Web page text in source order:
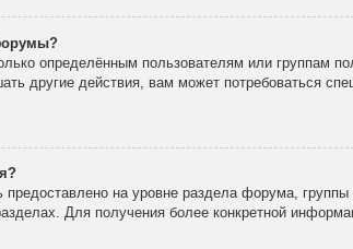
определённым пользователям или группам
другие действия, вам может потребоваться
на уровне раздела форума,
Для получения более конкретной